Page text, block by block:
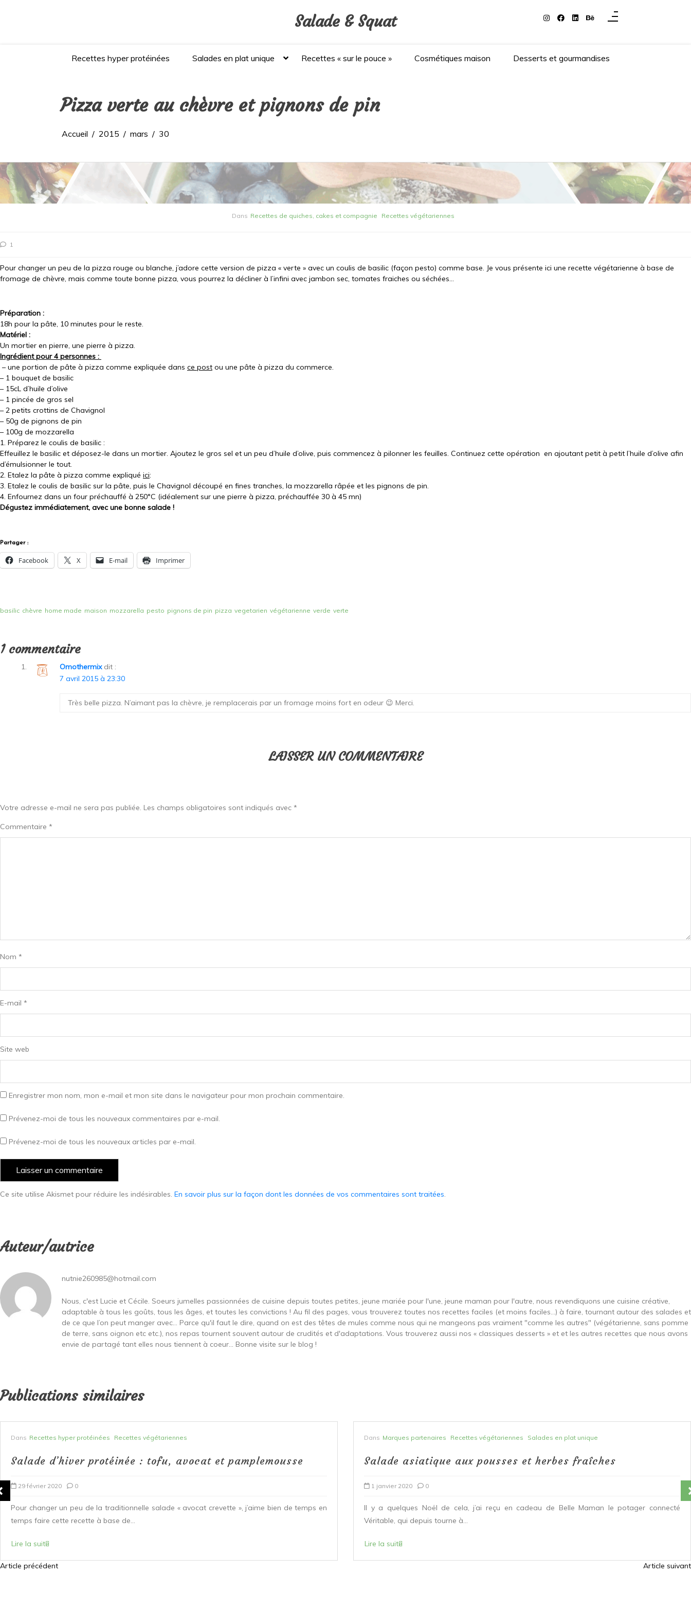
Salade & Squat
Recettes hyper protéinées Salades en plat unique Recettes « sur le pouce » Cosmétiques maison Desserts et gourmandises
Pizza verte au chèvre et pignons de pin
Accueil 2015 mars 30
Dans Recettes de quiches, cakes et compagnie Recettes végétariennes
1
Pour changer un peu de la pizza rouge ou blanche, j’adore cette version de pizza « verte » avec un coulis de basilic (façon pesto) comme base. Je vous présente ici une recette végétarienne à base de
fromage de chèvre, mais comme toute bonne pizza, vous pourrez la décliner à l’infini avec jambon sec, tomates fraiches ou séchées…
Préparation :
18h pour la pâte, 10 minutes pour le reste.
Matériel :
Un mortier en pierre, une pierre à pizza.
Ingrédient pour 4 personnes :
– une portion de pâte à pizza comme expliquée dans ce post ou une pâte à pizza du commerce.
– 1 bouquet de basilic
– 15cL d’huile d’olive
– 1 pincée de gros sel
– 2 petits crottins de Chavignol
– 50g de pignons de pin
– 100g de mozzarella
1. Préparez le coulis de basilic :
Effeuillez le basilic et déposez-le dans un mortier. Ajoutez le gros sel et un peu d’huile d’olive, puis commencez à pilonner les feuilles. Continuez cette opération en ajoutant petit à petit l’huile d’olive afin
d’émulsionner le tout.
2. Etalez la pâte à pizza comme expliqué ici:
3. Etalez le coulis de basilic sur la pâte, puis le Chavignol découpé en fines tranches, la mozzarella râpée et les pignons de pin.
4. Enfournez dans un four préchauffé à 250°C (idéalement sur une pierre à pizza, préchauffée 30 à 45 mn)
Dégustez immédiatement, avec une bonne salade !
Partager :
Facebook X E-mail Imprimer
basilic chèvre home made maison mozzarella pesto pignons de pin pizza vegetarien végétarienne verde verte
1 commentaire
Omothermix dit :
7 avril 2015 à 23:30
Très belle pizza. N’aimant pas la chèvre, je remplacerais par un fromage moins fort en odeur 😉 Merci.
LAISSER UN COMMENTAIRE
Votre adresse e-mail ne sera pas publiée. Les champs obligatoires sont indiqués avec *
Commentaire *
Nom *
E-mail *
Site web
Enregistrer mon nom, mon e-mail et mon site dans le navigateur pour mon prochain commentaire.
Prévenez-moi de tous les nouveaux commentaires par e-mail.
Prévenez-moi de tous les nouveaux articles par e-mail.
Ce site utilise Akismet pour réduire les indésirables. En savoir plus sur la façon dont les données de vos commentaires sont traitées.
Auteur/autrice
nutnie260985@hotmail.com
Nous, c'est Lucie et Cécile. Soeurs jumelles passionnées de cuisine depuis toutes petites, jeune mariée pour l'une, jeune maman pour l'autre, nous revendiquons une cuisine créative,
adaptable à tous les goûts, tous les âges, et toutes les convictions ! Au fil des pages, vous trouverez toutes nos recettes faciles (et moins faciles…) à faire, tournant autour des salades et
de ce que l’on peut manger avec… Parce qu'il faut le dire, quand on est des têtes de mules comme nous qui ne mangeons pas vraiment "comme les autres" (végétarienne, sans pomme
de terre, sans oignon etc etc.), nos repas tournent souvent autour de crudités et d'adaptations. Vous trouverez aussi nos « classiques desserts » et et les autres recettes que nous avons
envie de partagé tant elles nous tiennent à coeur... Bonne visite sur le blog !
Publications similaires
Dans Recettes hyper protéinées Recettes végétariennes
Salade d’hiver protéinée : tofu, avocat et pamplemousse
29 février 2020 0
Pour changer un peu de la traditionnelle salade « avocat crevette », j’aime bien de temps en
temps faire cette recette à base de...
Lire la suite
Dans Marques partenaires Recettes végétariennes Salades en plat unique
Salade asiatique aux pousses et herbes fraîches
1 janvier 2020 0
Il y a quelques Noël de cela, j’ai reçu en cadeau de Belle Maman le potager connecté
Véritable, qui depuis tourne à...
Lire la suite
N
Article précédent Article suivant